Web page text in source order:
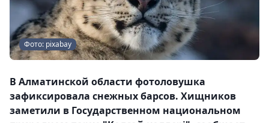
Фото: pixabay
В Алматинской области фотоловушка
зафиксировала снежных барсов. Хищников
заметили в Государственном национальном